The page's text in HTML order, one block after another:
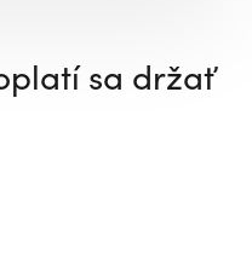
sa držať